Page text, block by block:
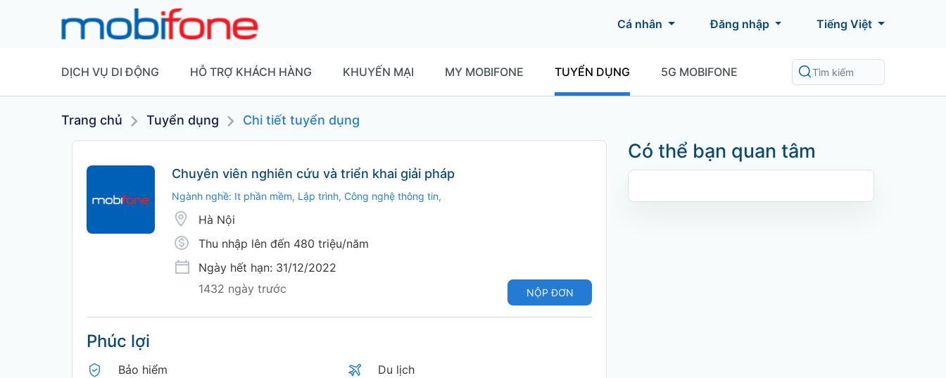
Cá nhân Đăng nhập Tiếng Việt
DỊCH VỤ DI ĐỘNG HỖ TRỢ KHÁCH HÀNG KHUYẾN MẠI MY MOBIFONE TUYỂN DỤNG 5G MOBIFONE
Trang chủ Tuyển dụng Chi tiết tuyển dụng
Chuyên viên nghiên cứu và triển khai giải pháp
Ngành nghề: It phần mềm, Lập trình, Công nghệ thông tin,
Hà Nội
Thu nhập lên đến 480 triệu/năm
Ngày hết hạn: 31/12/2022
1432 ngày trước
NỘP ĐƠN
Phúc lợi
Bảo hiểm
Du lịch
Có thể bạn quan tâm